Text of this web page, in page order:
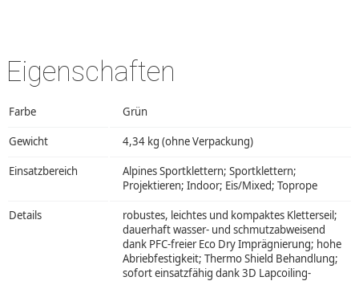
Eigenschaften
Farbe Grün
Gewicht 4,34 kg (ohne Verpackung)
Einsatzbereich
Alpines Sportklettern; Sportklettern;
Projektieren; Indoor; Eis/Mixed; Toprope
Details
robustes, leichtes und kompaktes Kletterseil;
dauerhaft wasser- und schmutzabweisend
dank PFC-freier Eco Dry Imprägnierung; hohe
Abriebfestigkeit; Thermo Shield Behandlung;
sofort einsatzfähig dank 3D Lapcoiling-